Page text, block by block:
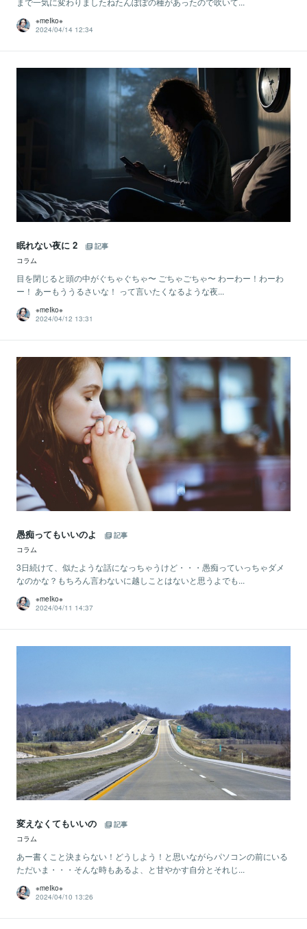
※meIko※
2024/04/14 12:34
眠れない夜に 2
記事
コラム
目を閉じると頭の中がぐちゃぐちゃ〜 ごちゃごちゃ〜 わーわー！わーわ
ー！ あーもううるさいな！ って言いたくなるような夜...
※meIko※
2024/04/12 13:31
愚痴ってもいいのよ
記事
コラム
3日続けて、似たような話になっちゃうけど・・・愚痴っていっちゃダメ
なのかな？もちろん言わないに越しことはないと思うよでも...
※meIko※
2024/04/11 14:37
変えなくてもいいの
記事
コラム
あー書くこと決まらない！どうしよう！と思いながらパソコンの前にいる
ただいま・・・そんな時もあるよ、と甘やかす自分とそれじ...
※meIko※
2024/04/10 13:26